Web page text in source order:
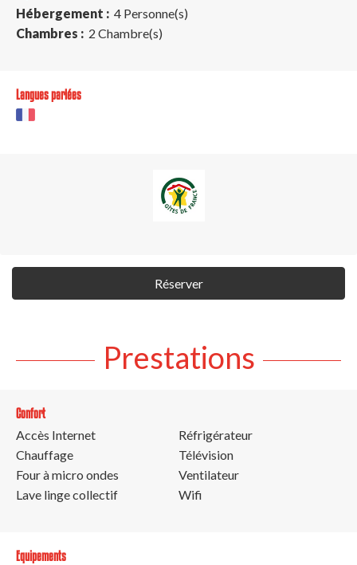
Hébergement : 4 Personne(s)
Chambres : 2 Chambre(s)
Langues parlées
Réserver
Prestations
Confort
Accès Internet
Chauffage
Four à micro ondes
Lave linge collectif
Réfrigérateur
Télévision
Ventilateur
Wifi
Equipements